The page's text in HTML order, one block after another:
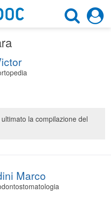
×
ricerca
×
cognome
la compilazione del
Marco